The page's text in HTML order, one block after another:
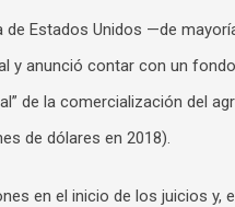
de Estados Unidos —de
y anunció contar con un
de la comercialización del
de dólares en 2018).
en el inicio de los juicios y,